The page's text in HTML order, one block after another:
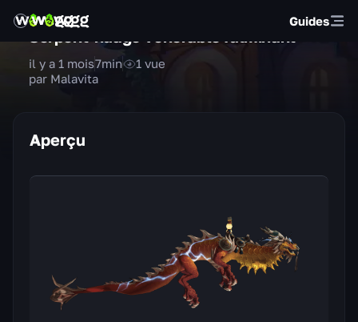
Guides
par Malavita
il y a 1 mois7min 1 vue
Aperçu